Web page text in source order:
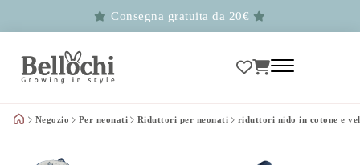
Consegna gratuita da 20€
Negozio Per neonati Riduttori per neonati riduttori nido in cotone e